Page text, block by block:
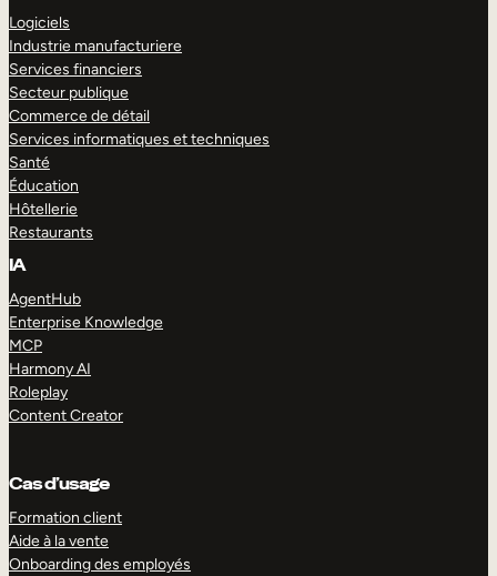
Logiciels
Industrie manufacturiere
Services financiers
Secteur publique
Commerce de détail
Services informatiques et techniques
Santé
Éducation
Hôtellerie
Restaurants
IA
AgentHub
Enterprise Knowledge
MCP
Harmony AI
Roleplay
Content Creator
Cas d’usage
Formation client
Aide à la vente
Onboarding des employés